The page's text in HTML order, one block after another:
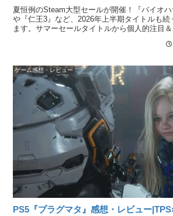
夏恒例のSteam大型セールが開催！『バイオハ
や『仁王3』など、2026年上半期タイトルも
ます。サマーセールタイトルから個人的注目
ゲーム感想・レビュー
PS5『プラグマタ』感想・レビュー